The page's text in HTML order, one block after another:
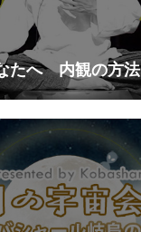
たへ 内観の方法